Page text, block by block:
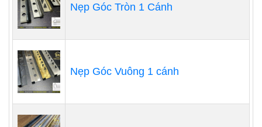
Nẹp Góc Tròn 1 Cánh
Nẹp Góc Vuông 1 cánh